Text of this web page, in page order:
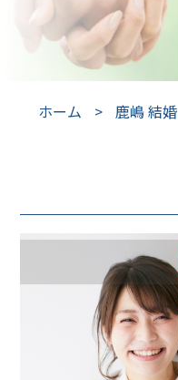
ホーム > 鹿嶋 結婚